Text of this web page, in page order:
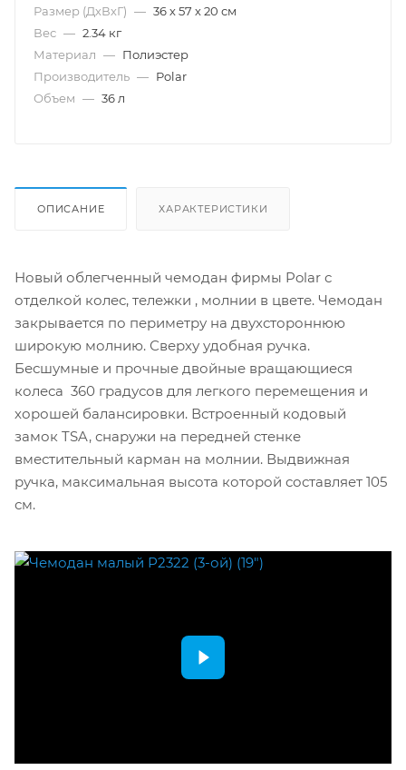
Размер (ДхВхГ) — 36 х 57 х 20 см
Вес — 2.34 кг
Материал — Полиэстер
Производитель — Polar
Объем — 36 л
ОПИСАНИЕ ХАРАКТЕРИСТИКИ
Новый облегченный чемодан фирмы Polar с
отделкой колес, тележки , молнии в цвете. Чемодан
закрывается по периметру на двухстороннюю
широкую молнию. Сверху удобная ручка.
Бесшумные и прочные двойные вращающиеся
колеса 360 градусов для легкого перемещения и
хорошей балансировки. Встроенный кодовый
замок TSA, снаружи на передней стенке
вместительный карман на молнии. Выдвижная
ручка, максимальная высота которой составляет 105
см.